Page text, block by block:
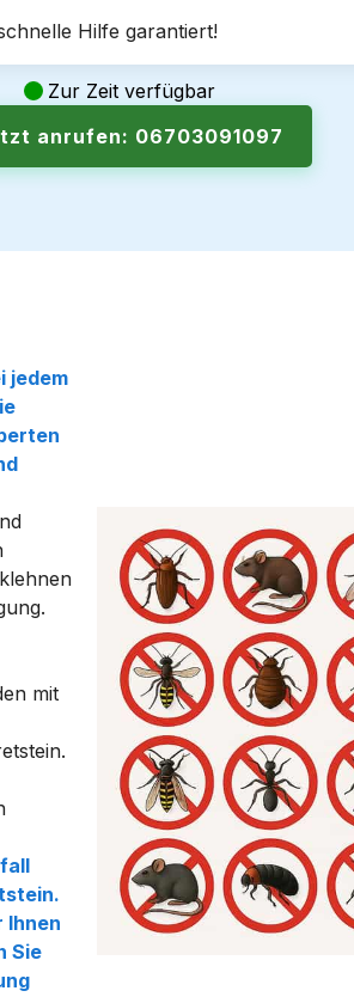
Hilfe garantiert!
Zur Zeit verfügbar
anrufen: 06703091097
jedem
mit
Ihnen
Sie